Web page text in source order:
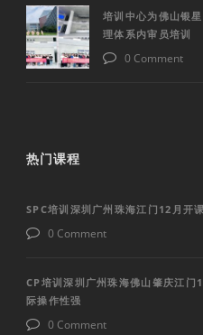
培训中心为佛山银
理体系内审员培训
0 Comment
热门课程
SPC培训深圳广州珠海江门12月开
0 Comment
CP培训深圳广州珠海佛山肇庆江门
际操作性强
0 Comment